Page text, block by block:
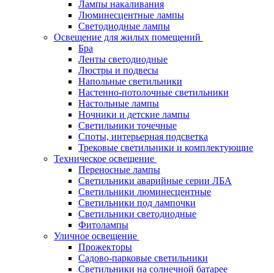
Лампы накаливания
Люминесцентные лампы
Светодиодные лампы
Освещение для жилых помещений
Бра
Ленты светодиодные
Люстры и подвесы
Напольные светильники
Настенно-потолочные светильники
Настольные лампы
Ночники и детские лампы
Светильники точечные
Споты, интерьерная подсветка
Трековые светильники и комплектующие
Техническое освещение
Переносные лампы
Светильники аварийные серии ЛБА
Светильники люминесцентные
Светильники под лампочки
Светильники светодиодные
Фитолампы
Уличное освещение
Прожекторы
Садово-парковые светильники
Светильники на солнечной батарее